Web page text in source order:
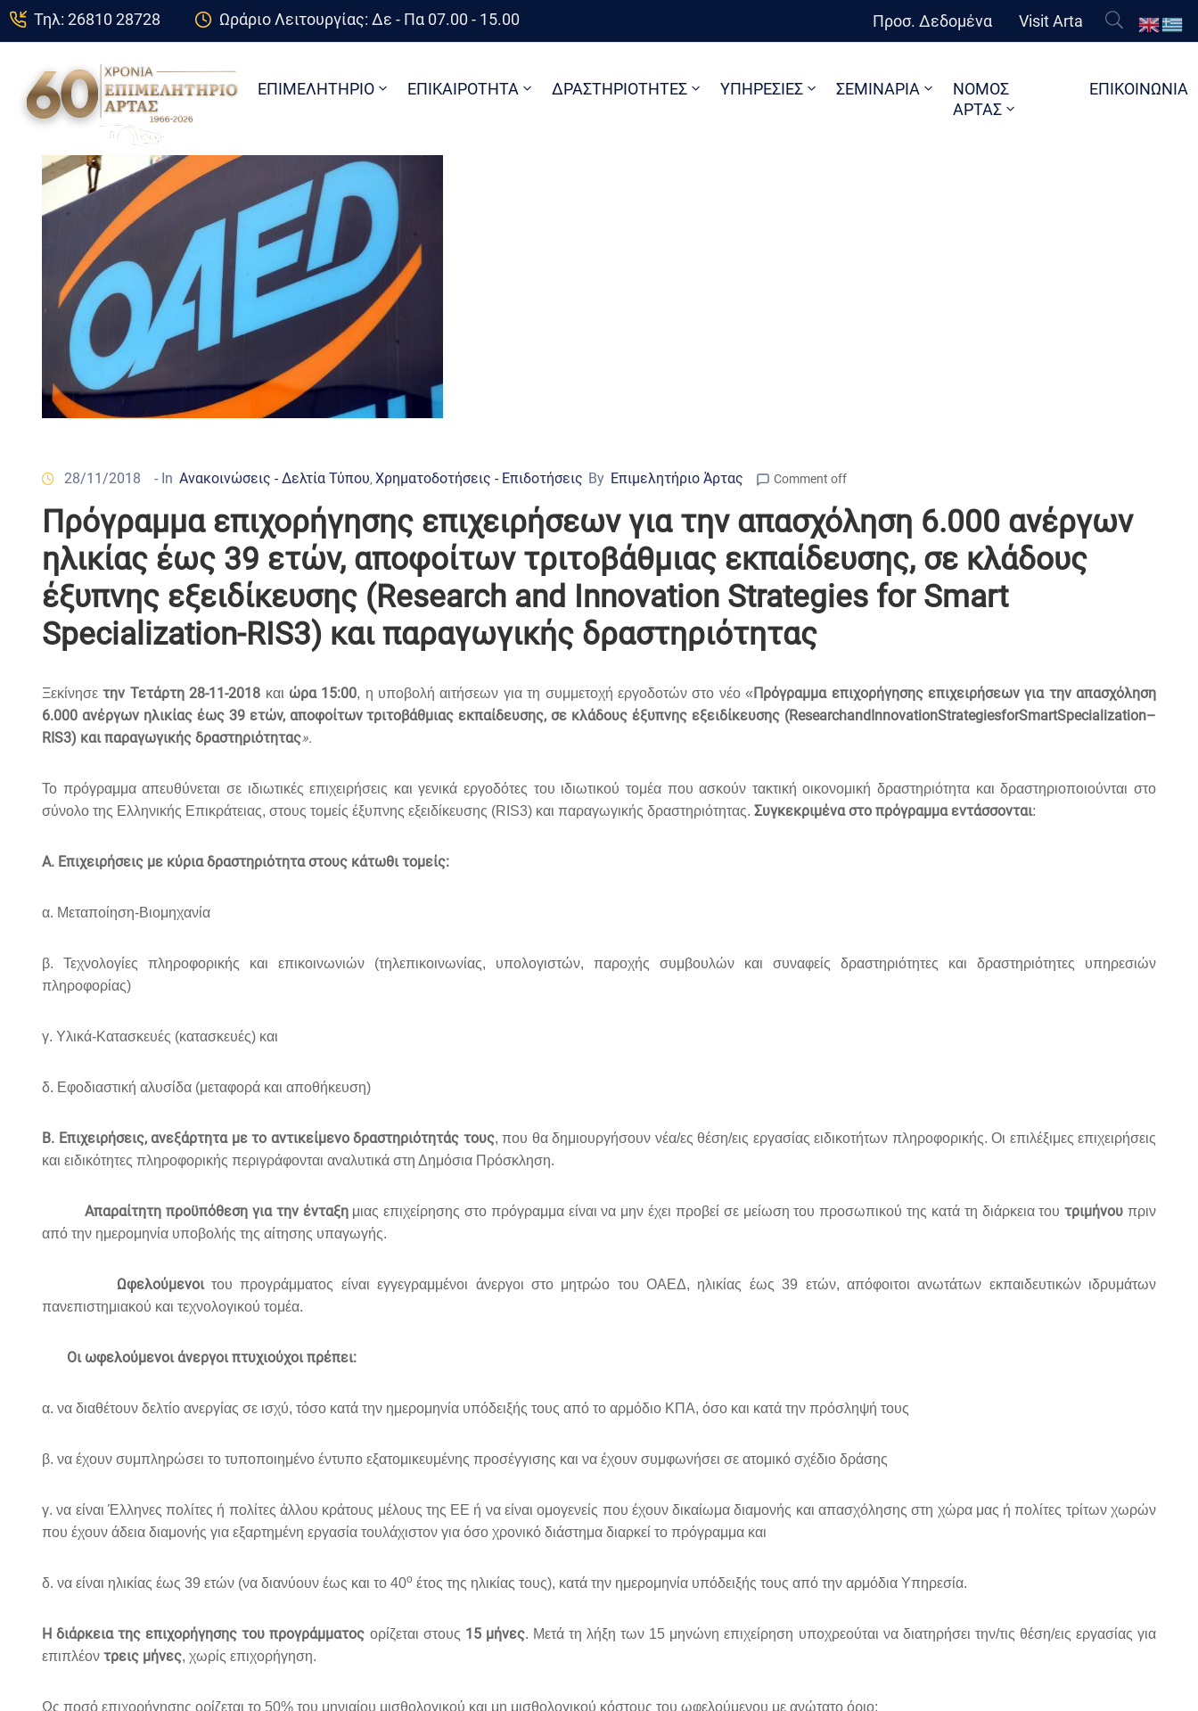
Τηλ: 26810 28728 Ωράριο Λειτουργίας: Δε - Πα 07.00 - 15.00 Προσ. Δεδομένα Visit Arta
ΕΠΙΜΕΛΗΤΗΡΙΟ ΕΠΙΚΑΙΡΟΤΗΤΑ ΔΡΑΣΤΗΡΙΟΤΗΤΕΣ ΥΠΗΡΕΣΙΕΣ ΣΕΜΙΝΑΡΙΑ
ΝΟΜΟΣ
ΑΡΤΑΣ
ΕΠΙΚΟΙΝΩΝΙΑ
28/11/2018 - In Ανακοινώσεις - Δελτία Τύπου‚ Χρηματοδοτήσεις - Επιδοτήσεις By Επιμελητήριο Άρτας Comment off
Πρόγραμμα επιχορήγησης επιχειρήσεων για την απασχόληση 6.000 ανέργων
ηλικίας έως 39 ετών, αποφοίτων τριτοβάθμιας εκπαίδευσης, σε κλάδους
έξυπνης εξειδίκευσης (Research and Innovation Strategies for Smart
Specialization-RIS3) και παραγωγικής δραστηριότητας
Ξεκίνησετην Τετάρτη 28-11-2018 και ώρα 15:00, η υποβολή αιτήσεων για τη συμμετοχή εργοδοτών στο νέο « Πρόγραμμα επιχορήγησης επιχειρήσεων για την απασχόληση
6.000 ανέργων ηλικίας έως 39 ετών, αποφοίτων τριτοβάθμιας εκπαίδευσης, σε κλάδους έξυπνης εξειδίκευσης (Researchand InnovationStrategiesforSmartSpecialization–
RIS3) και παραγωγικής δραστηριότητας».
Το πρόγραμμα απευθύνεται σε ιδιωτικές επιχειρήσεις και γενικά εργοδότες του ιδιωτικού τομέα που ασκούν τακτική οικονομική δραστηριότητα και δραστηριοποιούνται στο
σύνολο της Ελληνικής Επικράτειας, στους τομείς έξυπνης εξειδίκευσης (RIS3) και παραγωγικής δραστηριότητας. Συγκεκριμένα στο πρόγραμμα εντάσσονται:
Α. Επιχειρήσεις με κύρια δραστηριότητα στους κάτωθι τομείς:
α. Μεταποίηση-Βιομηχανία
β. Τεχνολογίες πληροφορικής και επικοινωνιών (τηλεπικοινωνίας, υπολογιστών, παροχής συμβουλών και συναφείς δραστηριότητες και δραστηριότητες υπηρεσιών
πληροφορίας)
γ. Υλικά-Κατασκευές (κατασκευές) και
δ. Εφοδιαστική αλυσίδα (μεταφορά και αποθήκευση)
Β. Επιχειρήσεις, ανεξάρτητα με το αντικείμενο δραστηριότητάς τους, που θα δημιουργήσουν νέα/ες θέση/εις εργασίας ειδικοτήτων πληροφορικής. Οι επιλέξιμες επιχειρήσεις
και ειδικότητες πληροφορικής περιγράφονται αναλυτικά στη Δημόσια Πρόσκληση.
Απαραίτητη προϋπόθεση για την ένταξημιας επιχείρησης στο πρόγραμμα είναι να μην έχει προβεί σε μείωση του προσωπικού της κατά τη διάρκεια τουτριμήνου πριν
από την ημερομηνία υποβολής της αίτησης υπαγωγής.
Ωφελούμενοιτου προγράμματος είναι εγγεγραμμένοι άνεργοι στο μητρώο του ΟΑΕΔ, ηλικίας έως 39 ετών, απόφοιτοι ανωτάτων εκπαιδευτικών ιδρυμάτων
πανεπιστημιακού και τεχνολογικού τομέα.
Οι ωφελούμενοι άνεργοι πτυχιούχοι πρέπει:
α. να διαθέτουν δελτίο ανεργίας σε ισχύ, τόσο κατά την ημερομηνία υπόδειξής τους από το αρμόδιο ΚΠΑ, όσο και κατά την πρόσληψή τους
β. να έχουν συμπληρώσει το τυποποιημένο έντυπο εξατομικευμένης προσέγγισης και να έχουν συμφωνήσει σε ατομικό σχέδιο δράσης
γ. να είναι Έλληνες πολίτες ή πολίτες άλλου κράτους μέλους της ΕΕ ή να είναι ομογενείς που έχουν δικαίωμα διαμονής και απασχόλησης στη χώρα μας ή πολίτες τρίτων χωρών
που έχουν άδεια διαμονής για εξαρτημένη εργασία τουλάχιστον για όσο χρονικό διάστημα διαρκεί το πρόγραμμα και
δ. να είναι ηλικίας έως 39 ετών (να διανύουν έως και το 40ο έτος της ηλικίας τους), κατά την ημερομηνία υπόδειξής τους από την αρμόδια Υπηρεσία.
Η διάρκεια της επιχορήγησης του προγράμματος ορίζεται στους 15 μήνες. Μετά τη λήξη των 15 μηνώνη επιχείρηση υποχρεούται να διατηρήσει την/τις θέση/εις εργασίας για
επιπλέον τρεις μήνες, χωρίς επιχορήγηση.
Ως ποσό επιχορήγησης ορίζεται το 50% του μηνιαίου μισθολογικού και μη μισθολογικού κόστους του ωφελούμενου με ανώτατο όριο: